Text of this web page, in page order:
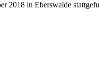
2018 in Eberswalde